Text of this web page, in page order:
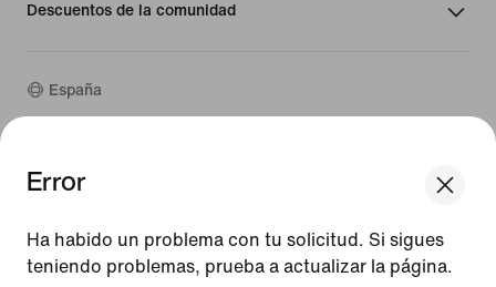
We think you are in United States.
España United States
Error
Ha habido un problema con tu solicitud. Si sigues
teniendo problemas, prueba a actualizar la página.
Descuentos de la comunidad
España
©
Guías
Términos de venta
Aviso legal